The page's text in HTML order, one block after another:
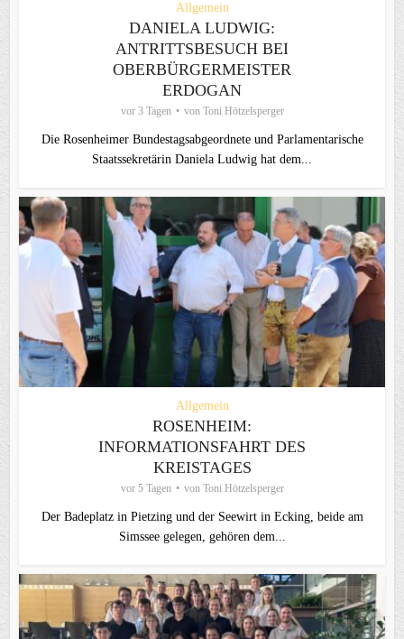
Allgemein
DANIELA LUDWIG:
ANTRITTSBESUCH BEI
OBERBÜRGERMEISTER
ERDOGAN
vor 3 Tagen von Toni Hötzelsperger
Die Rosenheimer Bundestagsabgeordnete und Parlamentarische
Staatssekretärin Daniela Ludwig hat dem...
Allgemein
ROSENHEIM:
INFORMATIONSFAHRT DES
KREISTAGES
vor 5 Tagen von Toni Hötzelsperger
Der Badeplatz in Pietzing und der Seewirt in Ecking, beide am
Simssee gelegen, gehören dem...